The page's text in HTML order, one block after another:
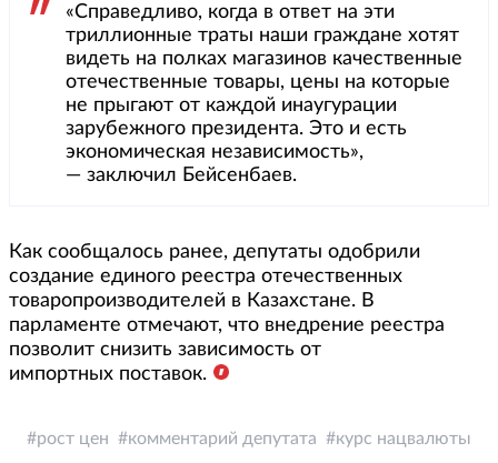
«Справедливо, когда в ответ на эти
триллионные траты наши граждане хотят
видеть на полках магазинов качественные
отечественные товары, цены на которые
не прыгают от каждой инаугурации
зарубежного президента. Это и есть
экономическая независимость»,
— заключил Бейсенбаев.
Как сообщалось ранее, депутаты одобрили
создание единого реестра отечественных
товаропроизводителей в Казахстане. В
парламенте отмечают, что внедрение реестра
позволит снизить зависимость от
импортных поставок.
рост цен комментарий депутата курс нацвалюты